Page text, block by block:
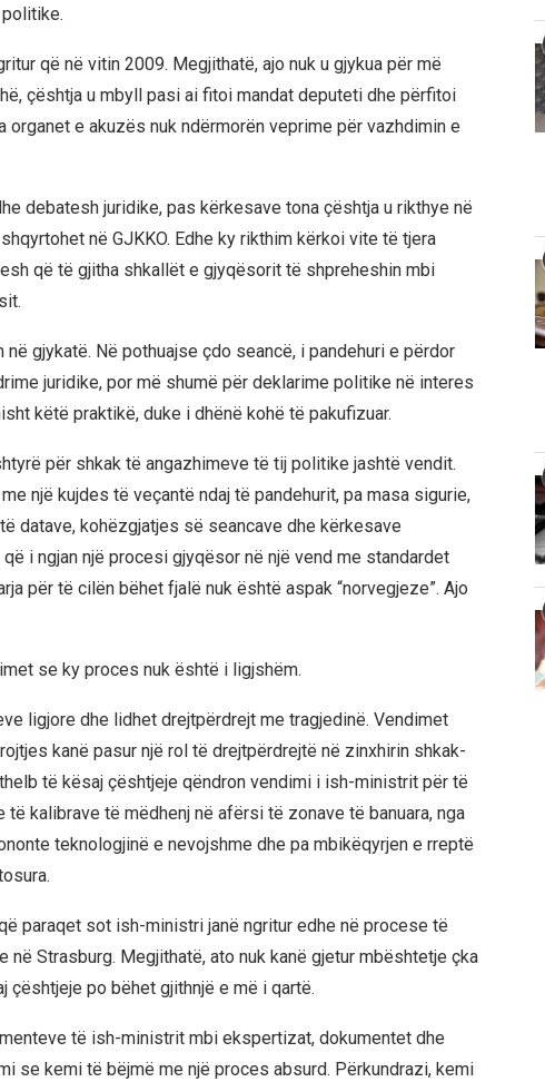
që në vitin 2009. Megjithatë, ajo nuk u gjykua për më
çështja u mbyll pasi ai fitoi mandat deputeti dhe përfitoi
organet e akuzës nuk ndërmorën veprime për vazhdimin e
debatesh juridike, pas kërkesave tona çështja u rikthye në
në GJKKO. Edhe ky rikthim kërkoi vite të tjera
që të gjitha shkallët e gjyqësorit të shpreheshin mbi
gjykatë. Në pothuajse çdo seancë, i pandehuri e përdor
juridike, por më shumë për deklarime politike në interes
këtë praktikë, duke i dhënë kohë të pakufizuar.
për shkak të angazhimeve të tij politike jashtë vendit.
një kujdes të veçantë ndaj të pandehurit, pa masa sigurie,
datave, kohëzgjatjes së seancave dhe kërkesave
i ngjan një procesi gjyqësor në një vend me standardet
për të cilën bëhet fjalë nuk është aspak “norvegjeze”. Ajo
se ky proces nuk është i ligjshëm.
ligjore dhe lidhet drejtpërdrejt me tragjedinë. Vendimet
kanë pasur një rol të drejtpërdrejtë në zinxhirin shkak-
të kësaj çështjeje qëndron vendimi i ish-ministrit për të
të kalibrave të mëdhenj në afërsi të zonave të banuara, nga
teknologjinë e nevojshme dhe pa mbikëqyrjen e rreptë
paraqet sot ish-ministri janë ngritur edhe në procese të
në Strasburg. Megjithatë, ato nuk kanë gjetur mbështetje çka
po bëhet gjithnjë e më i qartë.
të ish-ministrit mbi ekspertizat, dokumentet dhe
se kemi të bëjmë me një proces absurd. Përkundrazi, kemi